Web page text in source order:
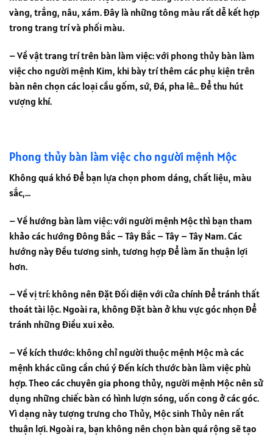
vàng, trắng, nâu, xám. Đây là những tông màu rất dễ kết hợp
trong trang trí và phối màu.
– Về vật trang trí trên bàn làm việc: với phong thủy bàn làm
việc cho người mệnh Kim, khi bày trí thêm các phụ kiện trên
bàn nên chọn các loại cầu gốm, sứ, đá, pha lê… để thu hút
vượng khí.
Phong thủy bàn làm việc cho người mệnh Mộc
Không quá khó để bạn lựa chọn phom dáng, chất liệu, màu
sắc,…
– Về hướng bàn làm việc: với người mệnh Mộc thì bạn tham
khảo các hướng Đông Bắc – Tây Bắc – Tây – Tây Nam. Các
hướng này đều tương sinh, tương hợp để làm ăn thuận lợi
hơn.
– Về vị trí: không nên đặt đối diện với cửa chính để tránh thất
thoát tài lộc. Ngoài ra, không đặt bàn ở khu vực góc nhọn để
tránh những điều xui xẻo.
– Về kích thước: không chỉ người thuộc mệnh Mộc mà các
mệnh khác cũng cần chú ý đến kích thước bàn làm việc phù
hợp. Theo các chuyên gia phong thủy, người mệnh Mộc nên sử
dụng những chiếc bàn có hình lượn sóng, uốn cong ở các góc.
Vì dạng này tượng trưng cho Thủy, Mộc sinh Thủy nên rất
thuận lợi. Ngoài ra, bạn không nên chọn bàn quá rộng sẽ tạo